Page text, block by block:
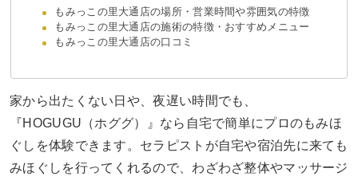
もみっこの里大通店の場所・営業時間や雰囲気の特徴
もみっこの里大通店の施術の特徴・おすすめメニュー
もみっこの里大通店の口コミ
家から出たくない日や、夜遅い時間でも、
『HOGUGU（ホググ）』なら自宅で簡単にプロのもみほ
ぐしを体験できます。セラピストが自宅や宿泊先に来ても
みほぐしを行ってくれるので、わざわざ整体やマッサージ